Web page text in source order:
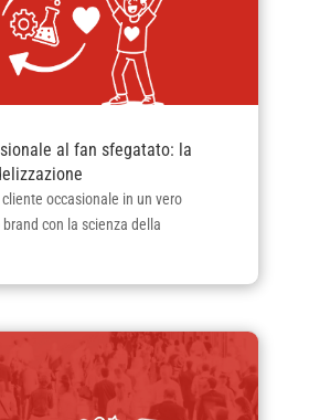
al fan sfegatato: la
occasionale in un vero
con la scienza della